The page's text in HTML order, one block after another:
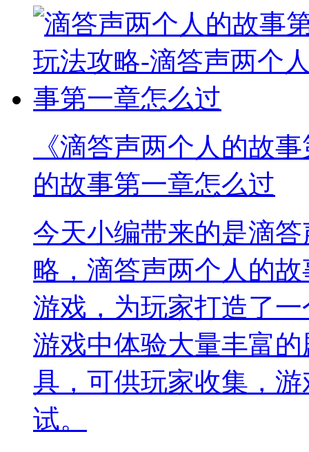
《滴答声两个人的故
的故事第一章怎么过
今天小编带来的是滴
略，滴答声两个人的
游戏，为玩家打造了
游戏中体验大量丰富
具，可供玩家收集，
试。